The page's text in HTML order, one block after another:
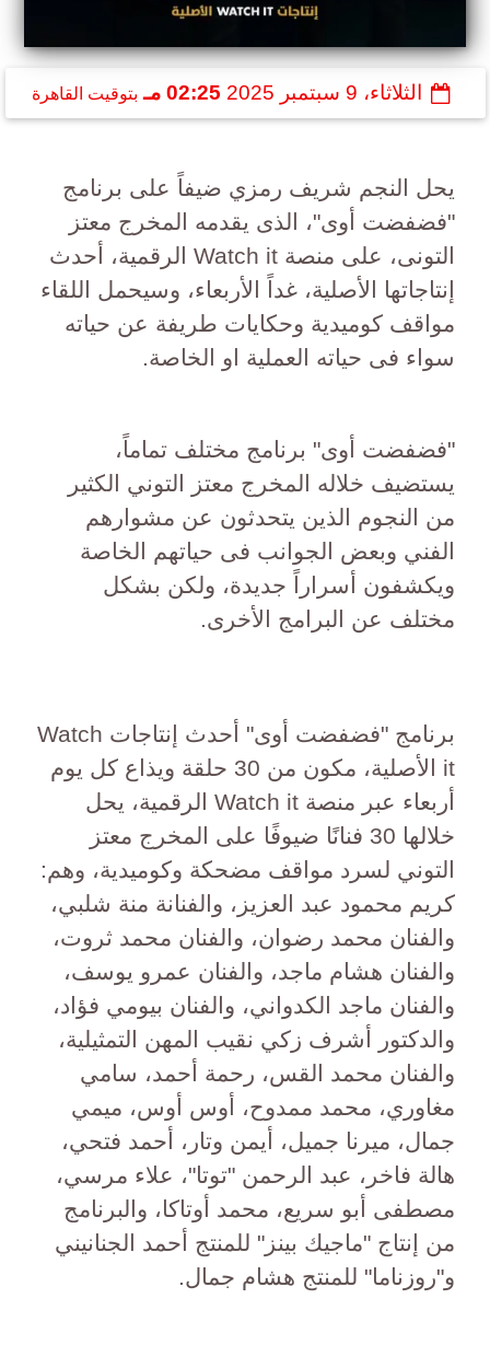
الثلاثاء، 9 سبتمبر 2025 02:25 مـ بتوقيت القاهرة
يحل النجم شريف رمزي ضيفاً على برنامج
"فضفضت أوى"، الذى يقدمه المخرج معتز
التونى، على منصة Watch it الرقمية، أحدث
إنتاجاتها الأصلية، غداً الأربعاء، وسيحمل اللقاء
مواقف كوميدية وحكايات طريفة عن حياته
سواء فى حياته العملية او الخاصة.
"فضفضت أوى" برنامج مختلف تماماً،
يستضيف خلاله المخرج معتز التوني الكثير
من النجوم الذين يتحدثون عن مشوارهم
الفني وبعض الجوانب فى حياتهم الخاصة
ويكشفون أسراراً جديدة، ولكن بشكل
مختلف عن البرامج الأخرى.
برنامج "فضفضت أوى" أحدث إنتاجات Watch
it الأصلية، مكون من 30 حلقة ويذاع كل يوم
أربعاء عبر منصة Watch it الرقمية، يحل
خلالها 30 فنانًا ضيوفًا على المخرج معتز
التوني لسرد مواقف مضحكة وكوميدية، وهم:
كريم محمود عبد العزيز، والفنانة منة شلبي،
والفنان محمد رضوان، والفنان محمد ثروت،
والفنان هشام ماجد، والفنان عمرو يوسف،
والفنان ماجد الكدواني، والفنان بيومي فؤاد،
والدكتور أشرف زكي نقيب المهن التمثيلية،
والفنان محمد القس، رحمة أحمد، سامي
مغاوري، محمد ممدوح، أوس أوس، ميمي
جمال، ميرنا جميل، أيمن وتار، أحمد فتحي،
هالة فاخر، عبد الرحمن "توتا"، علاء مرسي،
مصطفى أبو سريع، محمد أوتاكا، والبرنامج
من إنتاج "ماجيك بينز" للمنتج أحمد الجنانيني
و"روزناما" للمنتج هشام جمال.